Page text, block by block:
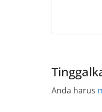
Anda harus